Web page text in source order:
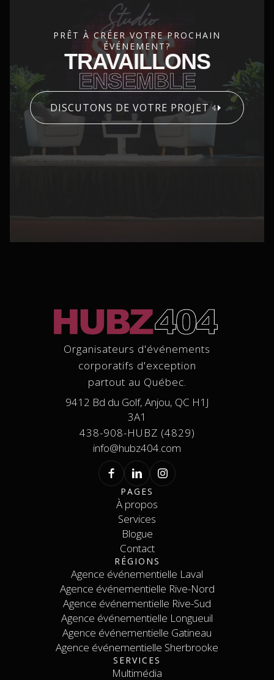
PRÊT À CRÉER VOTRE PROCHAIN
ÉVÉNEMENT?
TRAVAILLONS
ENSEMBLE
DISCUTONS DE VOTRE PROJET
Organisateurs d'événements
corporatifs d'exception
partout au Québec.
9412 Bd du Golf, Anjou, QC H1J
3A1
438-908-HUBZ (4829)
info@hubz404.com
PAGES
À Propos
À propos
Services
Services
Blogue
Blogue
Contact
Contact
RÉGIONS
Agence événementiel Laval
Agence événementielle Laval
Agence événementiel Rive-Nord
Agence événementielle Rive-Nord
Agence événementiel Rive-Sud
Agence événementielle Rive-Sud
Agence événementiel Longueuil
Agence événementielle Longueuil
Agence événementiel Gatineau
Agence événementielle Gatineau
Agence événementiel Sherbrooke
Agence événementielle Sherbrooke
Contact
SERVICES
Multimédia